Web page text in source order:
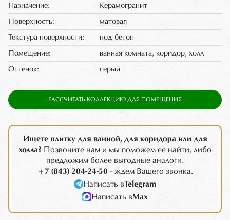
Назначение: Керамогранит
Поверхность: матовая
Текстура поверхности: под бетон
Помещение: ванная комната, коридор, холл
Оттенок: серый
РАССЧИТАТЬ КОЛЛЕКЦИЮ ДЛЯ ПОМЕЩЕНИЯ
Ищете плитку для ванной, для коридора или для
холла? Позвоните нам и мы поможем ее найти, либо
предложим более выгодные аналоги.
+7 (843) 204-24-50 - ждем Вашего звонка.
Написать вTelegram
Написать вMax